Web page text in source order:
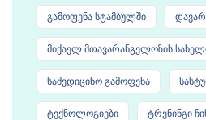
გამოფენა სტამბულში
მიქაელ მთავარანგელოზის
სამედიცინო გამოფენა
ტექნოლოგიები ტრენინგი